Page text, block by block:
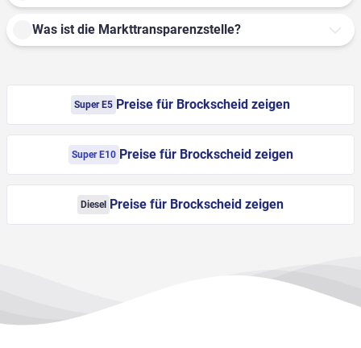
Was ist die Markttransparenzstelle?
Super E5 Preise für Brockscheid zeigen
Super E10 Preise für Brockscheid zeigen
Diesel Preise für Brockscheid zeigen